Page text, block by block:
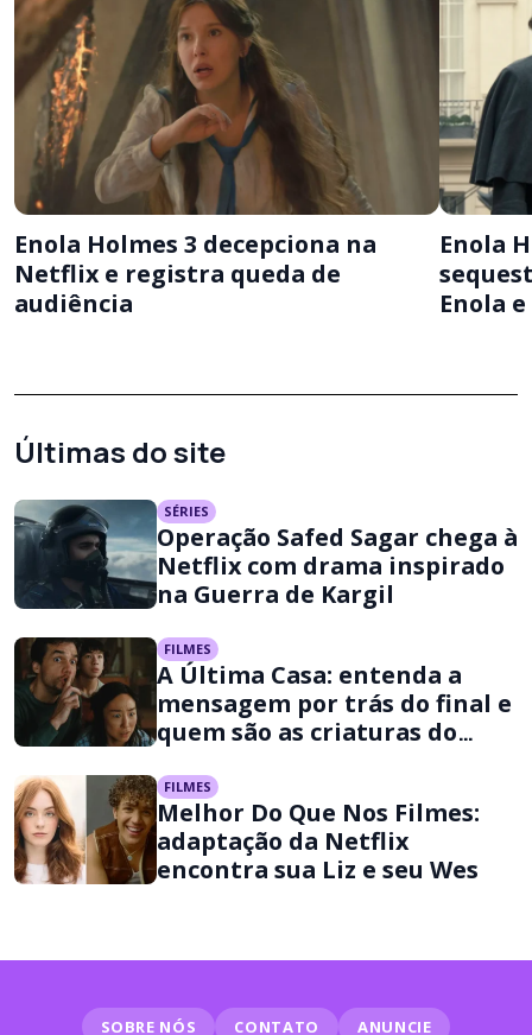
Enola Holmes 3 decepciona na
Netflix e registra queda de
audiência
Enola
Enola
Últimas do site
SÉRIES
Operação Safed Sagar chega à
Netflix com drama inspirado
na Guerra de Kargil
FILMES
A Última Casa: entenda a
mensagem por trás do final e
quem são as criaturas do
FILMES
Melhor Do Que Nos Filmes:
adaptação da Netflix
encontra sua Liz e seu Wes
SOBRE NÓS CONTATO ANUNCIE